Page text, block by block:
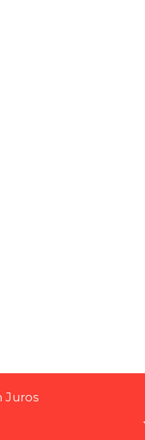
Juros